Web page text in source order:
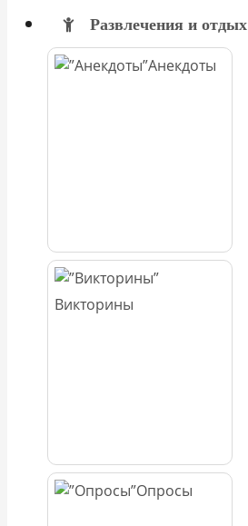
Развлечения и отдых
Анекдоты
Викторины
Опросы